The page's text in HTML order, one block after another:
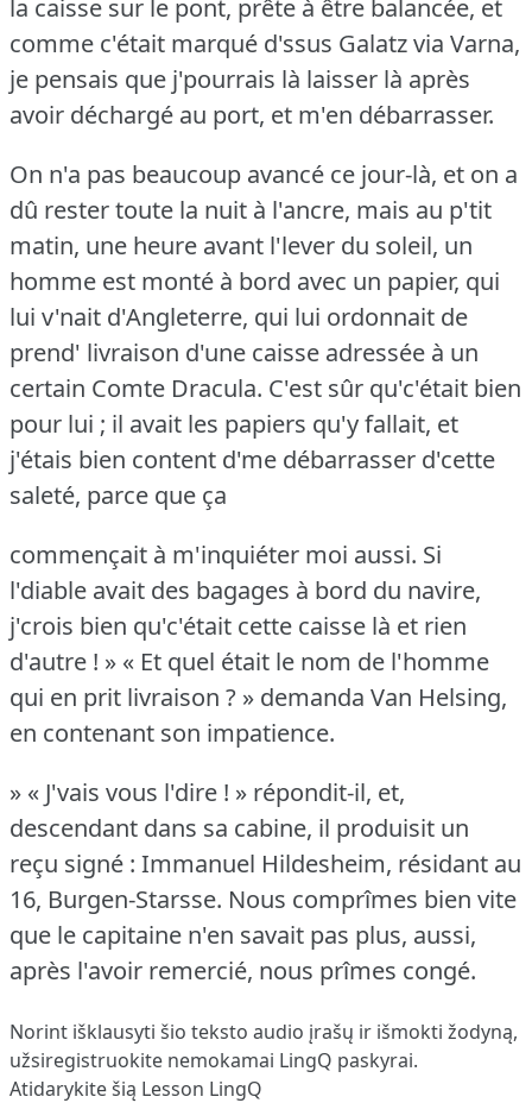
la caisse sur le pont, prête à être balancée, et
comme c'était marqué d'ssus Galatz via Varna,
je pensais que j'pourrais là laisser là après
avoir déchargé au port, et m'en débarrasser.
On n'a pas beaucoup avancé ce jour-là, et on a
dû rester toute la nuit à l'ancre, mais au p'tit
matin, une heure avant l'lever du soleil, un
homme est monté à bord avec un papier, qui
lui v'nait d'Angleterre, qui lui ordonnait de
prend' livraison d'une caisse adressée à un
certain Comte Dracula. C'est sûr qu'c'était bien
pour lui ; il avait les papiers qu'y fallait, et
j'étais bien content d'me débarrasser d'cette
saleté, parce que ça
commençait à m'inquiéter moi aussi. Si
l'diable avait des bagages à bord du navire,
j'crois bien qu'c'était cette caisse là et rien
d'autre ! » « Et quel était le nom de l'homme
qui en prit livraison ? » demanda Van Helsing,
en contenant son impatience.
» « J'vais vous l'dire ! » répondit-il, et,
descendant dans sa cabine, il produisit un
reçu signé : Immanuel Hildesheim, résidant au
16, Burgen-Starsse. Nous comprîmes bien vite
que le capitaine n'en savait pas plus, aussi,
après l'avoir remercié, nous prîmes congé.
Norint išklausyti šio teksto audio įrašų ir išmokti žodyną,
užsiregistruokite nemokamai LingQ paskyrai.
Atidarykite šią Lesson LingQ